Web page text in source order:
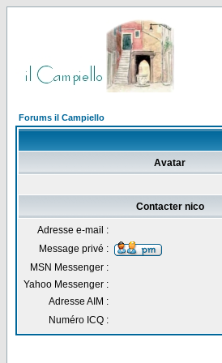
Forums il Campiello
Avatar
Contacter nico
Adresse e-mail :
Message privé :
MSN Messenger :
Yahoo Messenger :
Adresse AIM :
Numéro ICQ :